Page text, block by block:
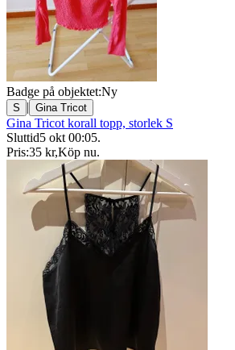
Badge på objektet:Ny
S | Gina Tricot
Gina Tricot korall topp, storlek S
Sluttid5 okt 00:05.
Pris:35 kr,Köp nu.